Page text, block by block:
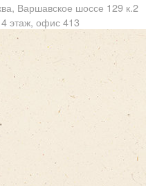
Варшавское шоссе 129 к.2
4 этаж, офис 413